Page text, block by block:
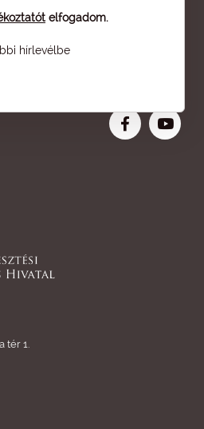
elfogadom.
hírlevélbe
tér 1.